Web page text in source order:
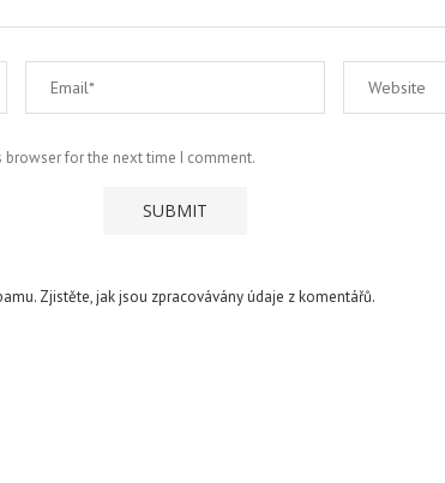
browser for the next time I comment.
Zjistěte, jak jsou zpracovávány údaje z komentářů.